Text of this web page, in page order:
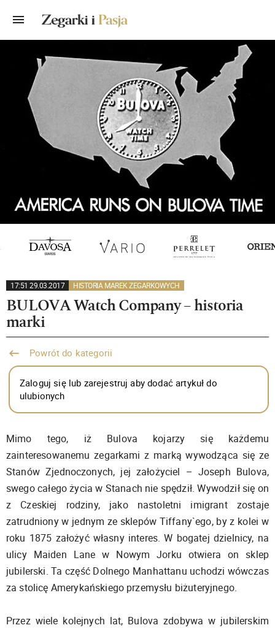
17:51 29.03.2017 HISTORIA MAREK ZEGARKOWYCH
BULOVA Watch Company – historia
marki
Powrót do kategorii
Zaloguj się lub zarejestruj aby dodać artykuł do
ulubionych
Mimo tego, iż Bulova kojarzy się każdemu
zainteresowanemu zegarkami z marką wywodząca się ze
Stanów Zjednoczonych, jej założyciel – Joseph Bulova,
swego całego życia w Stanach nie spędził. Wywodził się on
z Czeskiej rodziny, jako nastoletni imigrant zostaje
zatrudniony w jednym ze sklepów Tiffany`ego, by z kolei w
roku 1875 założyć własny interes. W bogatej dzielnicy, na
ulicy Maiden Lane w Nowym Jorku otwiera on sklep
jubilerski. Ta część Dolnego Manhattanu uchodzi wówczas
za stolicę Amerykańskiego przemysłu biżuteryjnego.
Przez wiele kolejnych lat, Bulova zdobywa w jubilerskim